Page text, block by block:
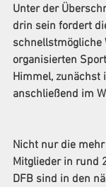
Unter der
drin sein fordert
schnellstmögliche
organisierten
Himmel, zunächst
anschließend im
Nicht nur die
Mitglieder in rund
DFB sind in den